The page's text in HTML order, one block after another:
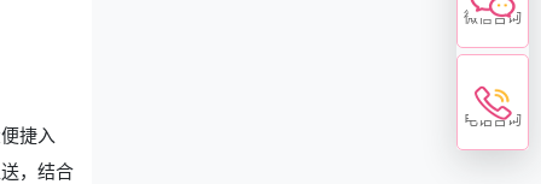
捷入
，结合
微信咨询
电话咨询